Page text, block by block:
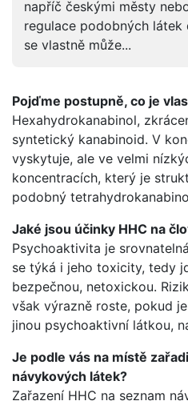
napříč českými městy
regulace podobných
se vlastně může...
Pojďme postupně, co je
Hexahydrokanabinol,
syntetický kanabinoid. V
vyskytuje, ale ve velmi
koncentracích, který je
podobný
Jaké jsou účinky HHC na
Psychoaktivita je
se týká i jeho toxicity, tedy
bezpečnou, netoxickou.
však výrazně roste, pokud
jinou psychoaktivní látkou,
Je podle vás na místě
návykových látek?
Zařazení HHC na seznam